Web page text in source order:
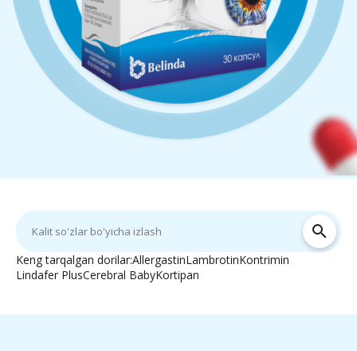
search
Keng tarqalgan dorilar:AllergastinLambrotinKontrimin
Lindafer PlusCerebral BabyKortipan